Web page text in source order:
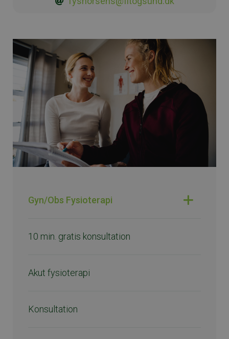
Gyn/Obs Fysioterapi
10 min. gratis konsultation
Akut fysioterapi
Konsultation